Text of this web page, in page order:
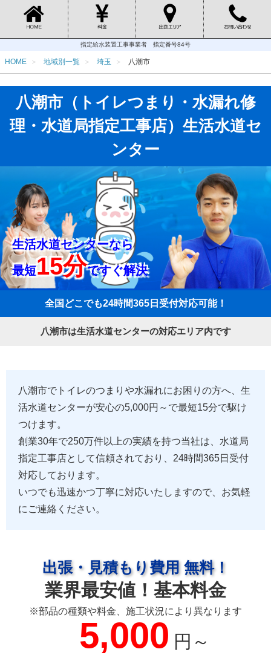
指定給水装置工事事業者 指定番号84号
HOME 地域別一覧 埼玉 八潮市
八潮市（トイレつまり・水漏れ修
理・水道局指定工事店）生活水道セ
ンター
生活水道センターなら
最短15分ですぐ解決
全国どこでも24時間365日受付対応可能！
八潮市は生活水道センターの対応エリア内です
八潮市でトイレのつまりや水漏れにお困りの方へ、生
活水道センターが安心の5,000円～で最短15分で駆け
つけます。
創業30年で250万件以上の実績を持つ当社は、水道局
指定工事店として信頼されており、24時間365日受付
対応しております。
いつでも迅速かつ丁寧に対応いたしますので、お気軽
にご連絡ください。
出張・見積もり費用 無料！
業界最安値！基本料金
※部品の種類や料金、施工状況により異なります
5,000円～